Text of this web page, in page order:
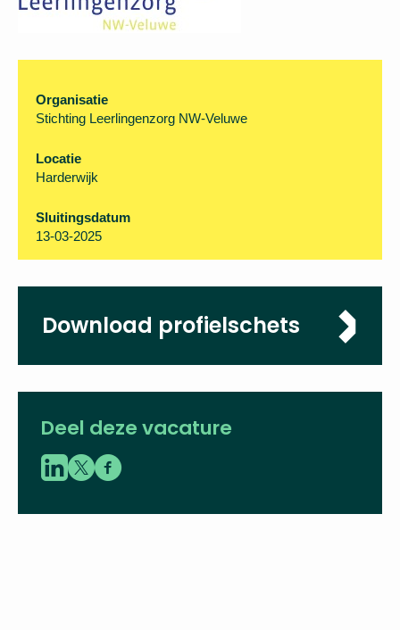
Organisatie
Stichting Leerlingenzorg NW-Veluwe
Locatie
Harderwijk
Sluitingsdatum
13-03-2025
Download profielschets
Deel deze vacature